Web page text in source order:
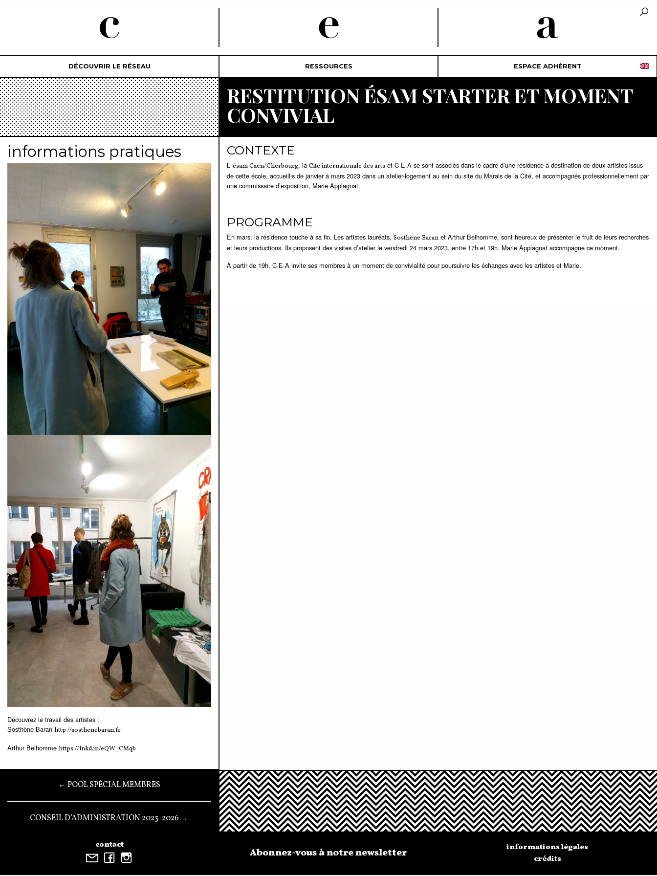
DÉCOUVRIR LE RÉSEAU RESSOURCES ESPACE ADHÉRENT
RESTITUTION ÉSAM STARTER ET MOMENT
CONVIVIAL
informations pratiques
Découvrez le travail des artistes :
Sosthène Baran http://sosthenebaran.fr
Arthur Belhomme https://lnkd.in/eQW_CMqb
CONTEXTE
L’ ésam Caen/Cherbourg, la Cité internationale des artset C-E-A se sont associés dans le cadre d’une résidence à destination de deux artistes issus
de cette école, accueillis de janvier à mars 2023 dans un atelier-logement au sein du site du Marais de la Cité, et accompagnés professionnellement par
une commissaire d’exposition, Marie Applagnat.
PROGRAMME
En mars, la résidence touche à sa fin. Les artistes lauréats, Sosthène Baranet Arthur Belhomme, sont heureux de présenter le fruit de leurs recherches
et leurs productions. Ils proposent des visites d’atelier le vendredi 24 mars 2023, entre 17h et 19h. Marie Applagnat accompagne ce moment.
À partir de 19h, C-E-A invite ses membres à un moment de convivialité pour poursuivre les échanges avec les artistes et Marie.
← POOL SPÉCIAL MEMBRES
CONSEIL D’ADMINISTRATION 2023-2026 →
contact
Abonnez-vous à notre newsletter
informations légales
crédits